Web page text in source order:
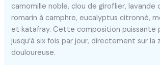
camomille noble, clou de giroflier, lavande
romarin à camphre, eucalyptus citronné,
et katafray. Cette composition puissante
jusqu’à six fois par jour, directement sur la
douloureuse.